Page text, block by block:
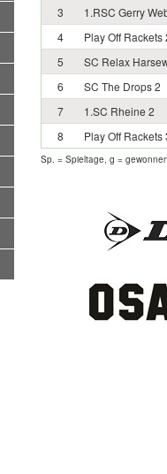
3
1.RSC Gerry
4
Play Off Rackets
5
SC Relax
6
SC The Drops 2
7
1.SC Rheine 2
8
Play Off Rackets
Sp. = Spieltage, g =